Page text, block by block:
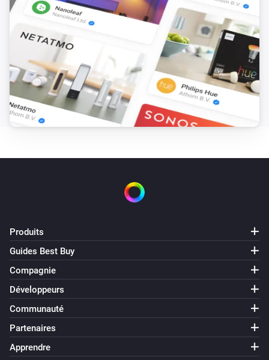
Connected with Point d'accès
Commutateur réseau
Est activé
Ubiquiti UniFi Network
Guests connected
Client câblé
Client câblé
Alterner activé ou désactivé
Client câblé
Bloquer le client
Débloquer le client
Produits
Guides Best Buy
Compagnie
Développeurs
Communauté
Partenaires
Apprendre